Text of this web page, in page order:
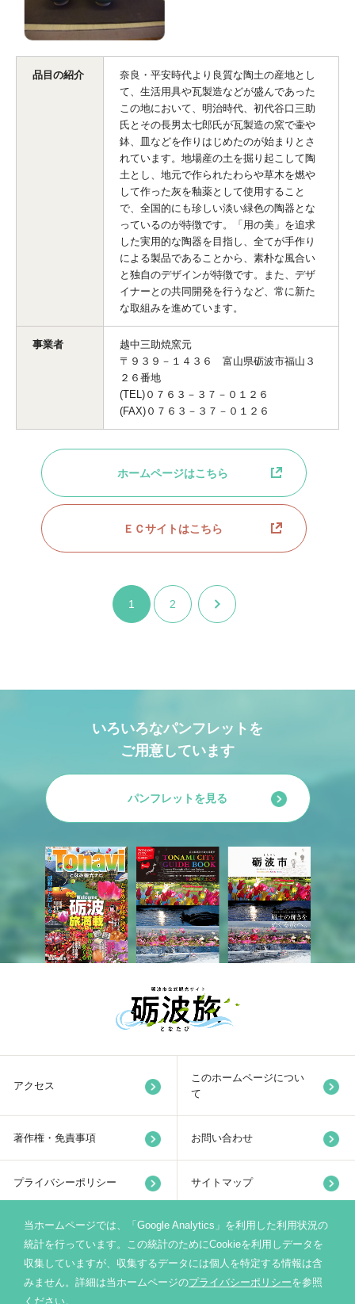
品目の紹介
奈良・平安時代より良質な陶土の産地とし
て、生活用具や瓦製造などが盛んであった
この地において、明治時代、初代谷口三助
氏とその長男太七郎氏が瓦製造の窯で壷や
鉢、皿などを作りはじめたのが始まりとさ
れています。地場産の土を掘り起こして陶
土とし、地元で作られたわらや草木を燃や
して作った灰を釉薬として使用すること
で、全国的にも珍しい淡い緑色の陶器とな
っているのが特徴です。「用の美」を追求
した実用的な陶器を目指し、全てが手作り
による製品であることから、素朴な風合い
と独自のデザインが特徴です。また、デザ
イナーとの共同開発を行うなど、常に新た
な取組みを進めています。
事業者
越中三助焼窯元
〒９３９－１４３６ 富山県砺波市福山３
２６番地
(TEL)０７６３－３７－０１２６
(FAX)０７６３－３７－０１２６
ホームページはこちら
ＥＣサイトはこちら
1 2
いろいろなパンフレットを
ご用意しています
パンフレットを見る
当ホームページでは、「Google Analytics」を利用した利用状況の
統計を行っています。この統計のためにCookieを利用しデータを
収集していますが、収集するデータには個人を特定する情報は含
みません。詳細は当ホームページのプライバシーポリシーを参照
ください。
アクセス
このホームページについ
て
著作権・免責事項 お問い合わせ
プライバシーポリシー サイトマップ
リンク集